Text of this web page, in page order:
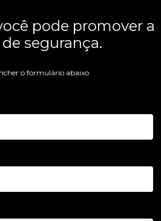
pode promover a
segurança.
o formulário abaixo